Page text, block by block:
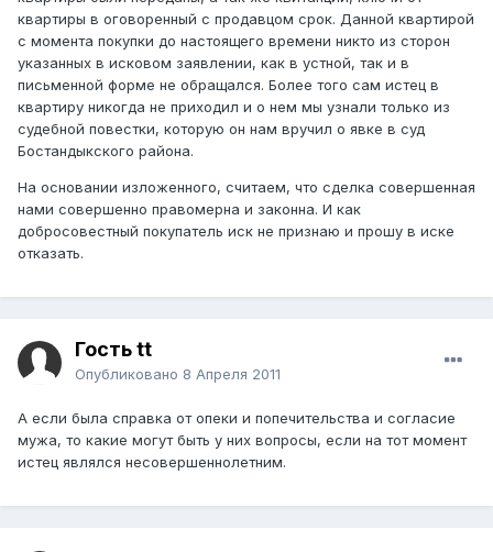
квартиры в оговоренный с продавцом срок. Данной квартирой
с момента покупки до настоящего времени никто из сторон
указанных в исковом заявлении, как в устной, так и в
письменной форме не обращался. Более того сам истец в
квартиру никогда не приходил и о нем мы узнали только из
судебной повестки, которую он нам вручил о явке в суд
Бостандыкского района.
На основании изложенного, считаем, что сделка совершенная
нами совершенно правомерна и законна. И как
добросовестный покупатель иск не признаю и прошу в иске
отказать.
Гость tt
Опубликовано 8 Апреля 2011
А если была справка от опеки и попечительства и согласие
мужа, то какие могут быть у них вопросы, если на тот момент
истец являлся несовершеннолетним.